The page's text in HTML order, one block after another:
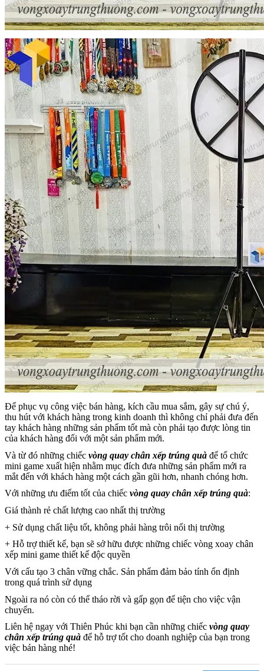
Để phục vụ công việc bán hàng, kích cầu mua sắm, gây sự chú ý,
thu hút với khách hàng trong kinh doanh thì không chỉ phải đưa đến
tay khách hàng những sản phẩm tốt mà còn phải tạo được lòng tin
của khách hàng đối với một sản phẩm mới.
Và từ đó những chiếc vòng quay chân xếp trúng quà để tổ chức
mini game xuất hiện nhằm mục đích đưa những sản phẩm mới ra
mắt đến với khách hàng một cách gần gũi hơn, nhanh chóng hơn.
Với những ưu điểm tốt của chiếc vòng quay chân xếp trúng quà:
Giá thành rẻ chất lượng cao nhất thị trường
+ Sử dụng chất liệu tốt, không phải hàng trôi nổi thị trường
+ Hỗ trợ thiết kế, bạn sẽ sở hữu được những chiếc vòng xoay chân
xếp mini game thiết kế độc quyền
Với cấu tạo 3 chân vững chắc. Sản phẩm đảm bảo tính ổn định
trong quá trình sử dụng
Ngoài ra nó còn có thể tháo rời và gấp gọn để tiện cho việc vận
chuyển.
Liên hệ ngay với Thiên Phúc khi bạn cần những chiếc vòng quay
chân xếp trúng quà để hỗ trợ tốt cho doanh nghiệp của bạn trong
việc bán hàng nhé!